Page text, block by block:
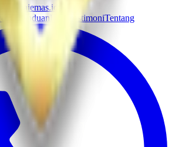
Panduan TestimoniTentang